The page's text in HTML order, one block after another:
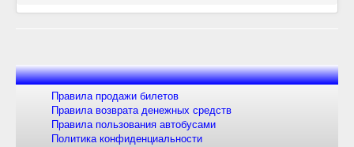
Правила продажи билетов
Правила возврата денежных средств
Правила пользования автобусами
Политика конфиденциальности